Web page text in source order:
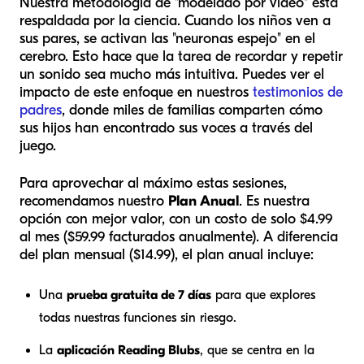
respaldada por la ciencia. Cuando los niños ven a
sus pares, se activan las "neuronas espejo" en el
cerebro. Esto hace que la tarea de recordar y repetir
un sonido sea mucho más intuitiva. Puedes ver el
impacto de este enfoque en nuestros testimonios de
padres, donde miles de familias comparten cómo
sus hijos han encontrado sus voces a través del
juego.
Para aprovechar al máximo estas sesiones,
recomendamos nuestro Plan Anual. Es nuestra
opción con mejor valor, con un costo de solo $4.99
al mes ($59.99 facturados anualmente). A diferencia
del plan mensual ($14.99), el plan anual incluye:
Una prueba gratuita de 7 días para que explores
todas nuestras funciones sin riesgo.
La aplicación Reading Blubs, que se centra en la